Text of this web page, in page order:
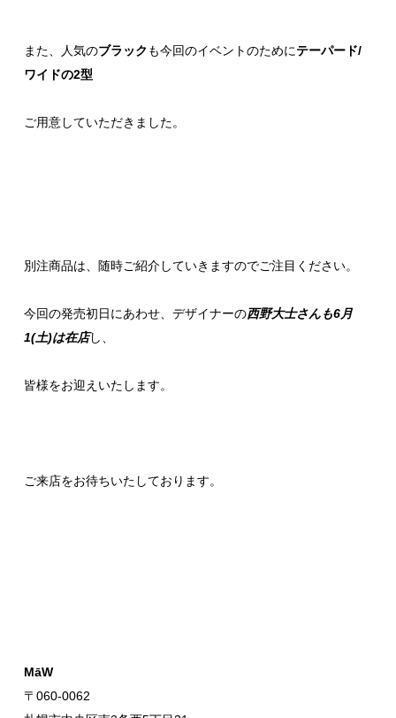
また、人気のブラック も今回のイベントのためにテーパード/
ワイドの2型
ご用意していただきました。
別注商品は、随時ご紹介していきますのでご注目ください。
今回の発売初日にあわせ、デザイナーの西野大士さんも6月
1(土)は在店し、
皆様をお迎えいたします。
ご来店をお待ちいたしております。
MāW
〒060-0062